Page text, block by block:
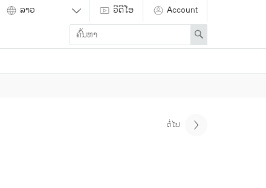
ວີດີໂອ
Account
Enter
search
term
Search
ຕໍ່ໄປ